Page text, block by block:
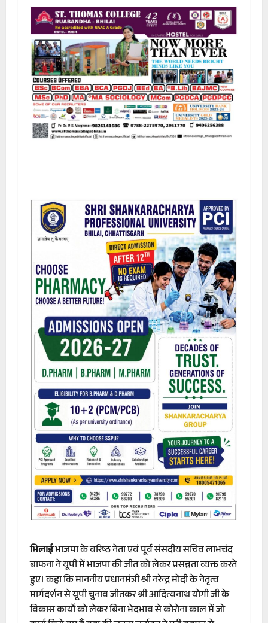
भिलाईभाजपा के वरिष्ठ नेता एवं पूर्व संसदीय सचिव लाभचंद
बाफना ने यूपी में भाजपा की जीत को लेकर प्रसन्नता व्यक्त करते
हुए। कहा कि माननीय प्रधानमंत्री श्री नरेन्द्र मोदी के नेतृत्व
मार्गदर्शन से यूपी चुनाव जीतकर श्री आदित्यनाथ योगी जी के
विकास कार्याें को लेकर बिना भेदभाव से कोरोना काल में जो